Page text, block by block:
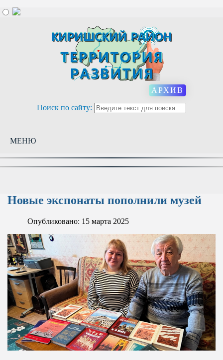
АРХИВ
Поиск по сайту:
МЕНЮ
Новые экспонаты пополнили музей
Опубликовано: 15 марта 2025